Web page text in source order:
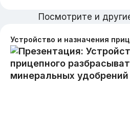
Посмотрите и